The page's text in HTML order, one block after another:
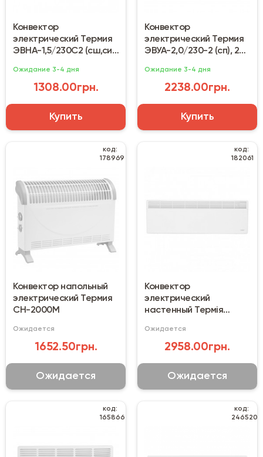
Конвектор
электрический Термия
ЭВНА-1,5/230С2 (сш,си),
Ожидание 3-4 дня
1308.00грн.
Купить
Конвектор
электрический Термия
ЭВУА-2,0/230-2 (сп), 2
Ожидание 3-4 дня
2238.00грн.
Купить
код:
178969
Конвектор напольный
электрический Термия
CH-2000M
Ожидается
1652.50грн.
Ожидается
код:
182061
Конвектор
электрический
настенный Термія
Ожидается
2958.00грн.
Ожидается
код:
165866
код:
246520